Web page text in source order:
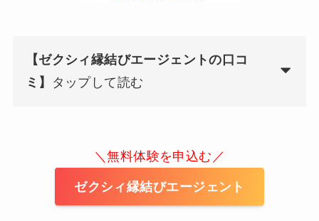
【ゼクシィ縁結びエージェントの口コ
ミ】
タップして読む
＼無料体験を申込む／
ゼクシィ縁結びエージェント